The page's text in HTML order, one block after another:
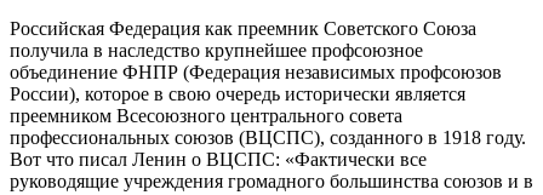
Российская Федерация как преемник Советского Союза
получила в наследство крупнейшее профсоюзное
объединение ФНПР (Федерация независимых профсоюзов
России), которое в свою очередь исторически является
преемником Всесоюзного центрального совета
профессиональных союзов (ВЦСПС), созданного в 1918 году.
Вот что писал Ленин о ВЦСПС: «Фактически все
руководящие учреждения громадного большинства союзов и в